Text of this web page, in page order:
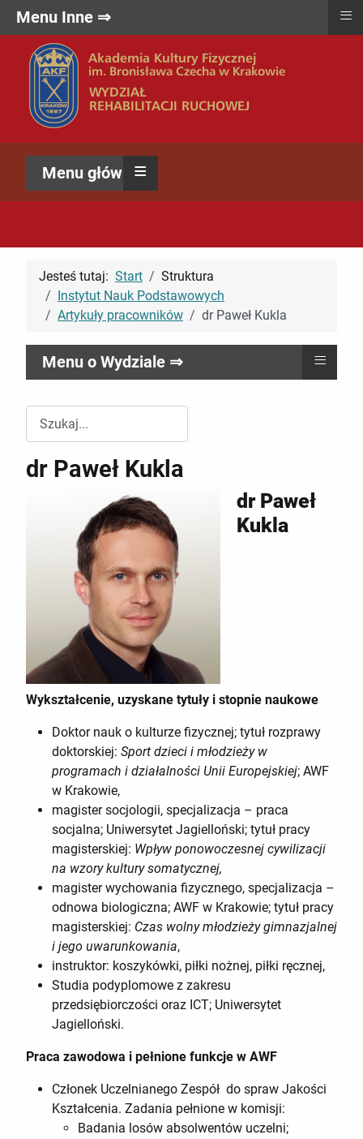
Menu główne ⇒
≡
Jesteś tutaj: Start
Struktura
Instytut Nauk Podstawowych
Artykuły pracowników
dr Paweł Kukla
Menu o Wydziale ⇒ ≡
dr Paweł Kukla
dr Paweł
Kukla
Wykształcenie, uzyskane tytuły i stopnie naukowe
Doktor nauk o kulturze fizycznej; tytuł rozprawy
doktorskiej: Sport dzieci i młodzieży w
programach i działalności Unii Europejskiej; AWF
w Krakowie,
magister socjologii, specjalizacja – praca
socjalna; Uniwersytet Jagielloński; tytuł pracy
magisterskiej: Wpływ ponowoczesnej cywilizacji
na wzory kultury somatycznej,
magister wychowania fizycznego, specjalizacja –
odnowa biologiczna; AWF w Krakowie; tytuł pracy
magisterskiej: Czas wolny młodzieży gimnazjalnej
i jego uwarunkowania,
instruktor: koszykówki, piłki nożnej, piłki ręcznej,
Studia podyplomowe z zakresu
przedsiębiorczości oraz ICT; Uniwersytet
Jagielloński.
Praca zawodowa i pełnione funkcje w AWF
Członek Uczelnianego Zespół do spraw Jakości
Kształcenia. Zadania pełnione w komisji:
Badania losów absolwentów uczelni;
Menu Inne ⇒ ≡